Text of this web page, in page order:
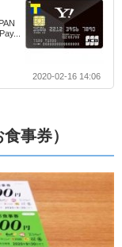
2020-02-16 14:06
事券）